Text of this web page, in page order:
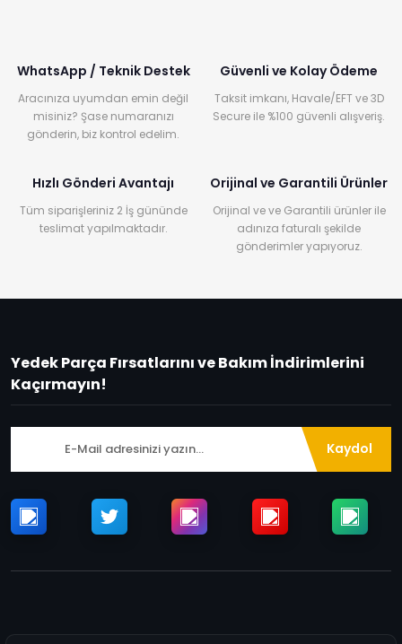
WhatsApp / Teknik Destek
Aracınıza uyumdan emin değil
misiniz? Şase numaranızı
gönderin, biz kontrol edelim.
Güvenli ve Kolay Ödeme
Taksit imkanı, Havale/EFT ve 3D
Secure ile %100 güvenli alışveriş.
Hızlı Gönderi Avantajı
Tüm siparişleriniz 2 İş gününde
teslimat yapılmaktadır.
Orijinal ve Garantili Ürünler
Orijinal ve ve Garantili ürünler ile
adınıza faturalı şekilde
gönderimler yapıyoruz.
Yedek Parça Fırsatlarını ve Bakım İndirimlerini
Kaçırmayın!
Kaydol